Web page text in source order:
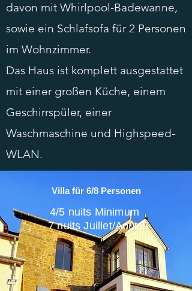
davon mit Whirlpool-Badewanne,
sowie ein Schlafsofa für 2 Personen
im Wohnzimmer.
Das Haus ist komplett ausgestattet
mit einer großen Küche, einem
Geschirrspüler, einer
Waschmaschine und Highspeed-
WLAN.
Villa für 6/8 Personen
4/5 nuits Minimum
7 nuits Juillet/Août